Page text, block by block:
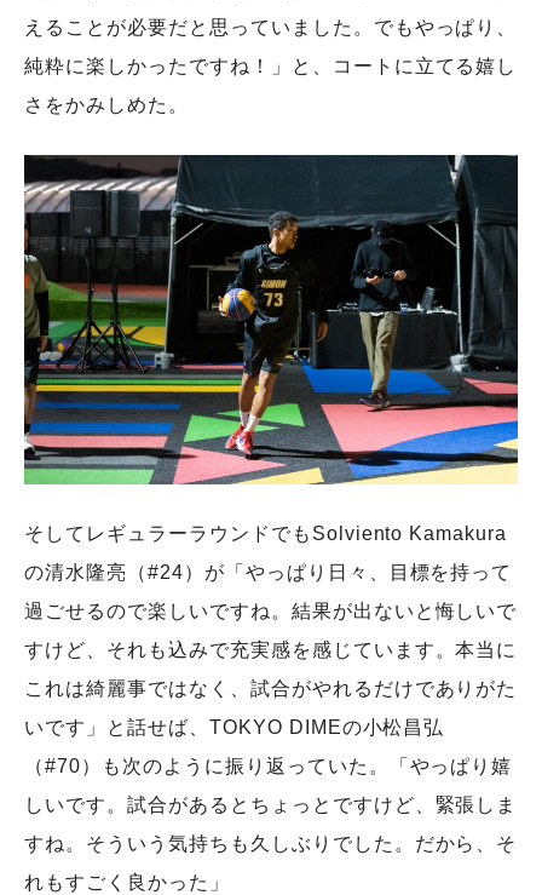
えることが必要だと思っていました。でもやっぱり、
純粋に楽しかったですね！」と、コートに立てる嬉し
さをかみしめた。
そしてレギュラーラウンドでもSolviento Kamakura
の清水隆亮（#24）が「やっぱり日々、目標を持って
過ごせるので楽しいですね。結果が出ないと悔しいで
すけど、それも込みで充実感を感じています。本当に
これは綺麗事ではなく、試合がやれるだけでありがた
いです」と話せば、TOKYO DIMEの小松昌弘
（#70）も次のように振り返っていた。「やっぱり嬉
しいです。試合があるとちょっとですけど、緊張しま
すね。そういう気持ちも久しぶりでした。だから、そ
れもすごく良かった」